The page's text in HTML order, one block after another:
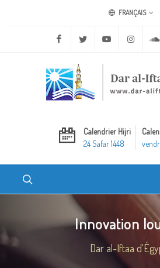
FRANÇAIS
Facebook Twitter Youtube
Calendrier Hijri
24 Safar 1448
Innovation
Dar al-Iftaa